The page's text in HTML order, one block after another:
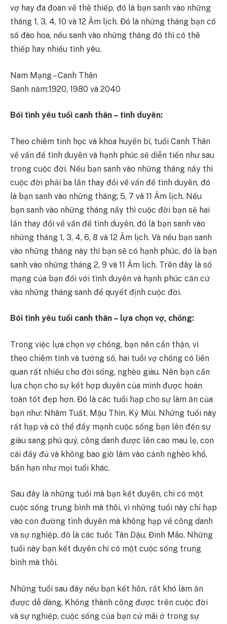
vợ hay đa đoan về thê thiếp, đó là bạn sanh vào những
tháng 1, 3, 4, 10 và 12 Âm lịch. Đó là những tháng bạn có
số đào hoa, nếu sanh vào những tháng đó thì có thê
thiếp hay nhiều tình yêu.
Nam Mạng – Canh Thân
Sanh năm:1920, 1980 và 2040
Bói tình yêu tuổi canh thân – tình duyên:
Theo chiêm tinh học và khoa huyền bí, tuổi Canh Thân
về vấn đề tình duyên và hạnh phúc sẽ diễn tiến như sau
trong cuộc đời. Nếu bạn sanh vào những tháng nầy thì
cuộc đời phải ba lần thay đổi về vấn đề tình duyên, đó
là bạn sanh vào những tháng; 5, 7 và 11 Âm lịch. Nếu
bạn sanh vào những tháng nầy thì cuộc đời bạn sẽ hai
lần thay đổi về vấn đề tình duyên, đó là bạn sanh vào
những tháng 1, 3, 4, 6, 8 và 12 Âm lịch. Và nếu bạn sanh
vào những tháng này thì bạn sẽ có hạnh phúc, đó là bạn
sanh vào những tháng 2, 9 và 11 Âm lịch. Trên đây là số
mạng của bạn đối với tình duyên và hạnh phúc căn cứ
vào những tháng sanh để quyết định cuộc đời.
Bói tình yêu tuổi canh thân – lựa chọn vợ, chồng:
Trong việc lựa chọn vợ chồng, bạn nên cẩn thận, vì
theo chiêm tinh và tướng số, hai tuổi vợ chồng có liên
quan rất nhiều cho đời sống, nghèo giàu. Nên bạn cần
lựa chọn cho sự kết hợp duyên của mình được hoàn
toàn tốt đẹp hơn. Đó là các tuổi hạp cho sự làm ăn của
bạn như: Nhâm Tuất, Mậu Thìn, Kỷ Mùi. Những tuổi này
rất hạp và có thể đẩy mạnh cuộc sống bạn lên đến sự
giàu sang phú quý, công danh được lên cao mau lẹ, con
cái đầy đủ và không bao giờ lâm vào cảnh nghèo khổ,
bần hạn như mọi tuổi khác.
Sau đây là những tuổi mà bạn kết duyên, chi có một
cuộc sống trung bình mà thôi, vì những tuổi này chỉ hạp
vào con đường tình duyên mà không hạp về công danh
và sự nghiệp, đó là các tuổi: Tân Dậu, Đinh Mão. Những
tuổi này bạn kết duyên chỉ có một cuộc sống trung
bình mà thôi.
Những tuổi sau đây nếu bạn kết hôn, rất khó làm ăn
được dễ dàng. Không thành công được trên cuộc đời
và sự nghiệp, cuộc sống của bạn cứ mãi ở trong sự